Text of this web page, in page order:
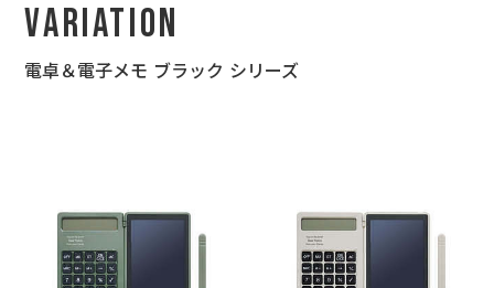
Variation
電卓＆電子メモ ブラック シリーズ